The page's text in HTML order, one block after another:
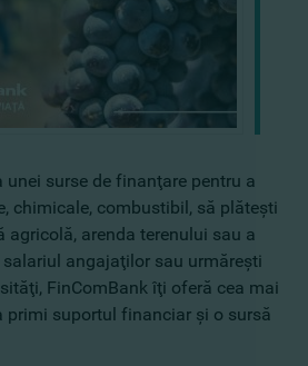
unei surse de finanţare pentru a
chimicale, combustibil, să plăteşti
agricolă, arenda terenului sau a
angajaţilor sau urmăreşti
FinComBank îţi oferă cea mai
primi suportul financiar şi o sursă